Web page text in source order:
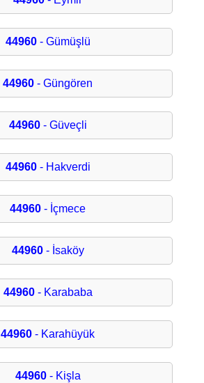
44960- Gümüşlü
44960 - Güngören
44960- Güveçli
44960- Hakverdi
44960 - İçmece
44960- İsaköy
44960- Karababa
44960 - Karahüyük
44960- Kişla